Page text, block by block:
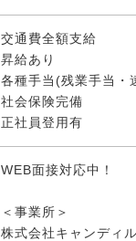
交通費全額支給
昇給あり
各種手当(残業手当・
社会保険完備
正社員登用有
WEB面接対応中！
＜事業所＞
株式会社キャンディ